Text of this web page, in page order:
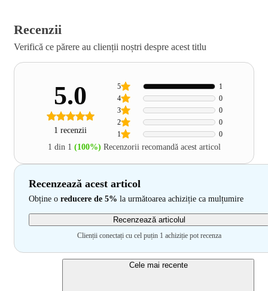
Recenzii
Verifică ce părere au clienții noștri despre acest titlu
5.0
1 recenzii 1 0
2 0
3 0
4 0
5 1
1 din 1 (100%) Recenzorii recomandă acest articol
Recenzează acest articol
Obține o reducere de 5% la următoarea achiziție ca mulțumire
Recenzează articolul
Clienții conectați cu cel puțin 1 achiziție pot recenza
Cele mai recente